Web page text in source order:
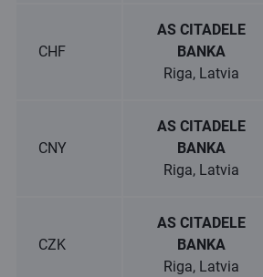
CHF
AS CITADELE
BANKA
Riga, Latvia
CNY
AS CITADELE
BANKA
Riga, Latvia
CZK
AS CITADELE
BANKA
Riga, Latvia